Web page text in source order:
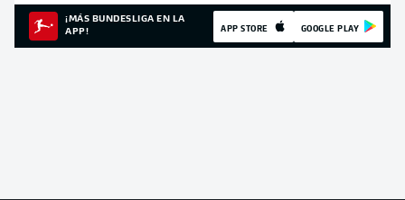
¡MÁS BUNDESLIGA EN LA
APP!
APP STORE GOOGLE PLAY